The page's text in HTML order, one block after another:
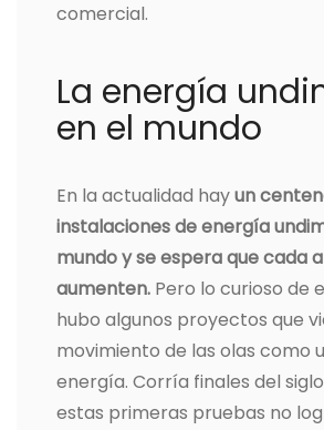
comercial.
La energía
en el mundo
En la actualidad hayun
instalaciones de energía
mundo y se espera que cada
aumenten. Pero lo curioso de
hubo algunos proyectos que
movimiento de las olas como
energía. Corría finales del
estas primeras pruebas no